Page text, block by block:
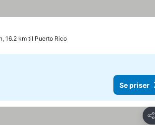
16.2 km til Puerto Rico
Se priser
Del